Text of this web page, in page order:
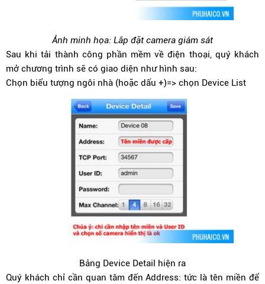
Ảnh minh họa: Lắp đặt camera giám sát
Sau khi tải thành công phần mềm về điện thoại, quý khách
mở chương trình sẽ có giao diện như hình sau:
Chọn biểu tượng ngôi nhà (hoặc dấu +)=> chọn Device List
Bảng Device Detail hiện ra
Quý khách chỉ cần quan tâm đến Address: tức là tên miền để